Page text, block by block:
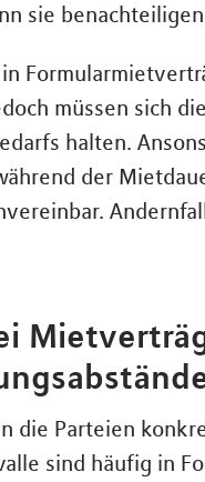
sie
müssen sich
halten.
der
die Parteien
sind häufig in